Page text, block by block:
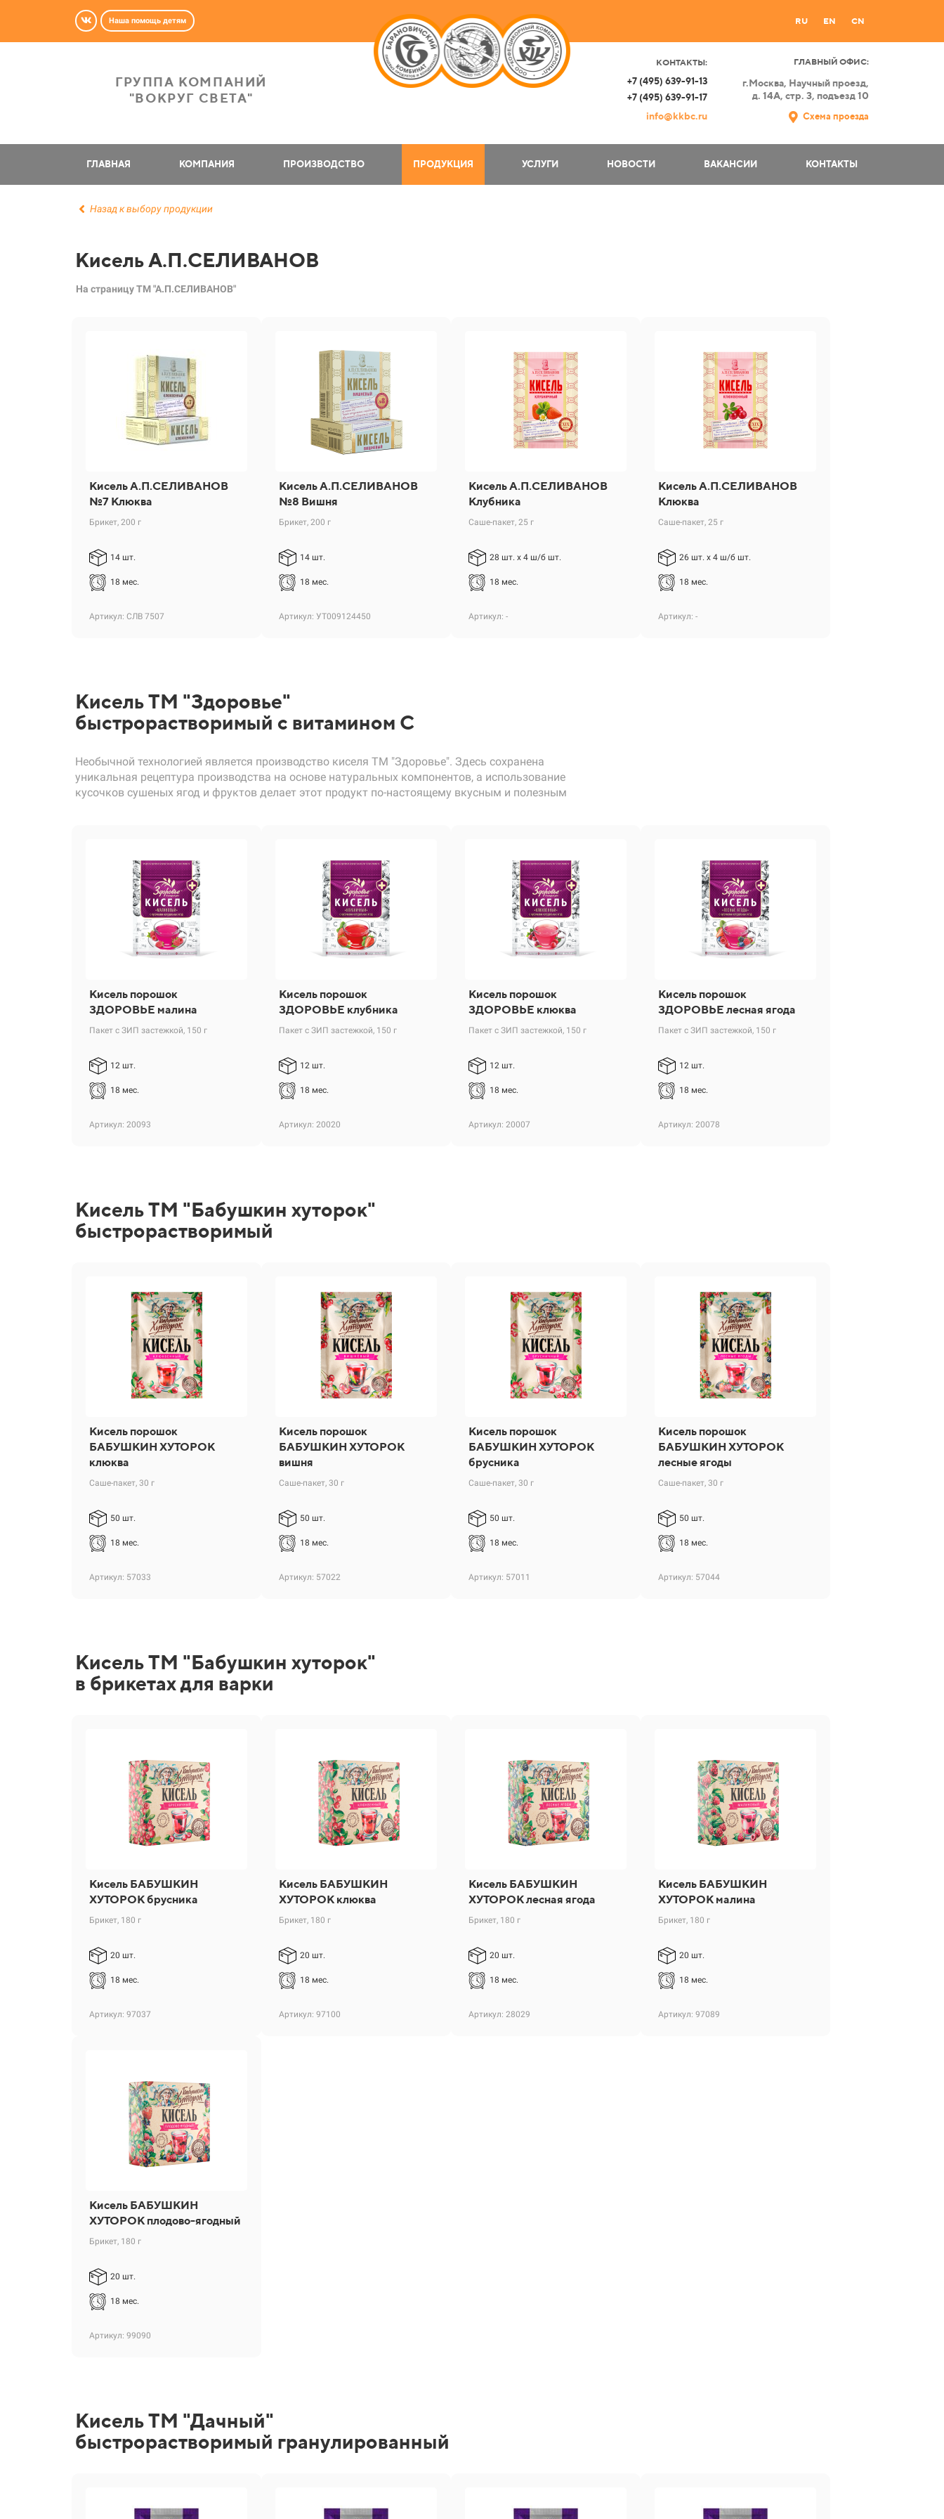
RU EN CN
ГРУППА КОМПАНИЙ
"ВОКРУГ СВЕТА"
ГЛАВНЫЙ ОФИС:
г.Москва, Научный проезд,
д. 14А, стр. 3, подъезд 10
Схема проезда
КОНТАКТЫ:
+7 (495) 639-91-13
+7 (495) 639-91-17
info@kkbc.ru
Наша помощь детям
ГЛАВНАЯ КОМПАНИЯ ПРОИЗВОДСТВО ПРОДУКЦИЯ УСЛУГИ НОВОСТИ ВАКАНСИИ КОНТАКТЫ
Назад к выбору продукции
Кисель А.П.СЕЛИВАНОВ
На страницу ТМ "А.П.СЕЛИВАНОВ"
Кисель А.П.СЕЛИВАНОВ
№7 Клюква
Брикет, 200 г
14 шт.
18 мес.
Артикул: СЛВ 7507
Кисель А.П.СЕЛИВАНОВ
№8 Вишня
Брикет, 200 г
14 шт.
18 мес.
Артикул: УТ009124450
Кисель А.П.СЕЛИВАНОВ
Клубника
Саше-пакет, 25 г
28 шт. х 4 ш/б шт.
18 мес.
Артикул: -
Кисель А.П.СЕЛИВАНОВ
Клюква
Саше-пакет, 25 г
26 шт. х 4 ш/б шт.
18 мес.
Артикул: -
Кисель ТМ "Здоровье"
быстрорастворимый с витамином С
Необычной технологией является производство киселя ТМ "Здоровье". Здесь сохранена
уникальная рецептура производства на основе натуральных компонентов, а использование
кусочков сушеных ягод и фруктов делает этот продукт по-настоящему вкусным и полезным
Кисель порошок
ЗДОРОВЬЕ малина
Пакет с ЗИП застежкой, 150 г
12 шт.
18 мес.
Артикул: 20093
Кисель порошок
ЗДОРОВЬЕ клубника
Пакет с ЗИП застежкой, 150 г
12 шт.
18 мес.
Артикул: 20020
Кисель порошок
ЗДОРОВЬЕ клюква
Пакет с ЗИП застежкой, 150 г
12 шт.
18 мес.
Артикул: 20007
Кисель порошок
ЗДОРОВЬЕ лесная ягода
Пакет с ЗИП застежкой, 150 г
12 шт.
18 мес.
Артикул: 20078
Кисель ТМ "Бабушкин хуторок"
быстрорастворимый
Кисель порошок
БАБУШКИН ХУТОРОК
клюква
Саше-пакет, 30 г
50 шт.
18 мес.
Артикул: 57033
Кисель порошок
БАБУШКИН ХУТОРОК
вишня
Саше-пакет, 30 г
50 шт.
18 мес.
Артикул: 57022
Кисель порошок
БАБУШКИН ХУТОРОК
брусника
Саше-пакет, 30 г
50 шт.
18 мес.
Артикул: 57011
Кисель порошок
БАБУШКИН ХУТОРОК
лесные ягоды
Саше-пакет, 30 г
50 шт.
18 мес.
Артикул: 57044
Кисель ТМ "Бабушкин хуторок"
в брикетах для варки
Кисель БАБУШКИН
ХУТОРОК брусника
Брикет, 180 г
20 шт.
18 мес.
Артикул: 97037
Кисель БАБУШКИН
ХУТОРОК клюква
Брикет, 180 г
20 шт.
18 мес.
Артикул: 97100
Кисель БАБУШКИН
ХУТОРОК лесная ягода
Брикет, 180 г
20 шт.
18 мес.
Артикул: 28029
Кисель БАБУШКИН
ХУТОРОК малина
Брикет, 180 г
20 шт.
18 мес.
Артикул: 97089
Кисель БАБУШКИН
ХУТОРОК плодово-ягодный
Брикет, 180 г
20 шт.
18 мес.
Артикул: 99090
Кисель ТМ "Дачный"
быстрорастворимый гранулированный